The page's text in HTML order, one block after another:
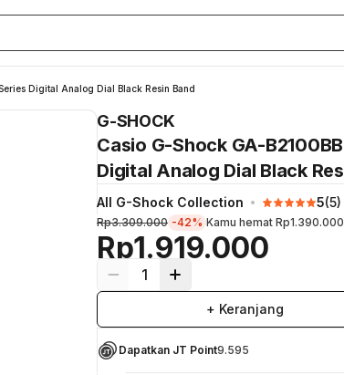
Digital Analog Dial Black Resin Band
G-SHOCK
Casio G-Shock GA-
Digital Analog Dial Black
All G-Shock Collection 5(5)
Rp1.919.000
Rp3.309.000 -42% Kamu hemat Rp1.390.000
1
+ Keranjang
Dapatkan JT Point9.595